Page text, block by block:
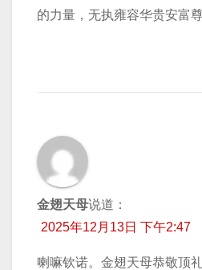
的力量，无执雍容华贵安富
金翅天母说道：
2025年12月13日 下午2:47
喇嘛钦诺。金翅天母恭敬顶